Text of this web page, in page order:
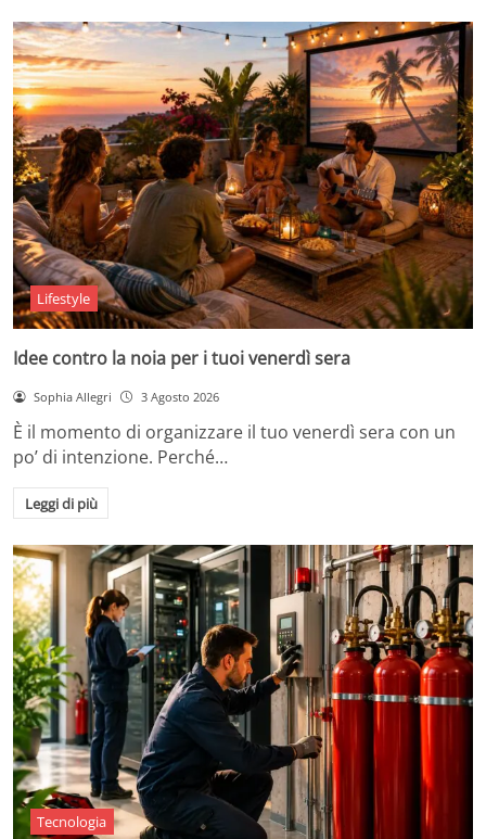
Lifestyle
Idee contro la noia per i tuoi venerdì sera
Sophia Allegri 3 Agosto 2026
È il momento di organizzare il tuo venerdì sera con un
po’ di intenzione. Perché…
Leggi di più
Tecnologia